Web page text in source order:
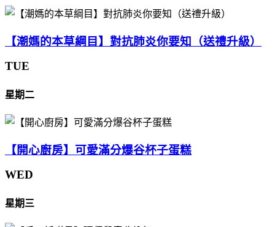
【潮媽的本草綱目】對抗肺炎你要知（送禮升級）
TUE
星期二
【開心廚房】可愛滿分爆谷杯子蛋糕
WED
星期三